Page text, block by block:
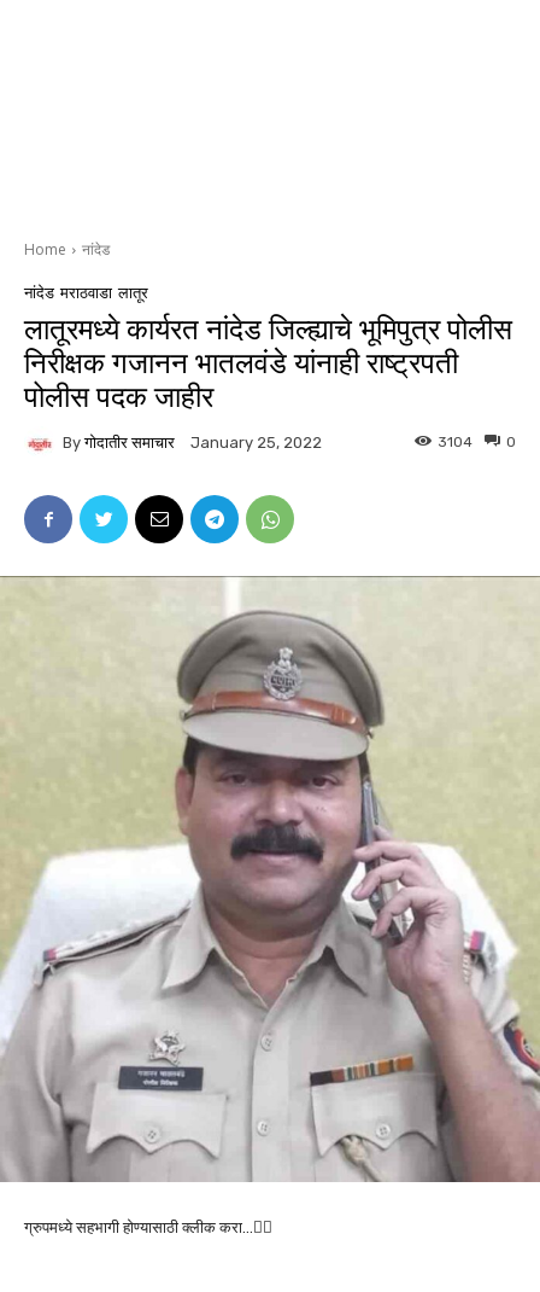
Home नांदेड
नांदेड मराठवाडा लातूर
लातूरमध्ये कार्यरत नांदेड जिल्ह्याचे भूमिपुत्र पोलीस
निरीक्षक गजानन भातलवंडे यांनाही राष्ट्रपती
पोलीस पदक जाहीर
By गोदातीर समाचार January 25, 2022 0
3104
ग्रुपमध्ये सहभागी होण्यासाठी क्लीक करा…👆🏻